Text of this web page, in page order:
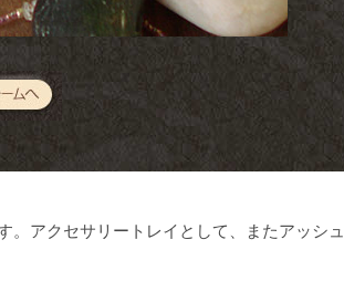
。アクセサリートレイとして、またアッシュ